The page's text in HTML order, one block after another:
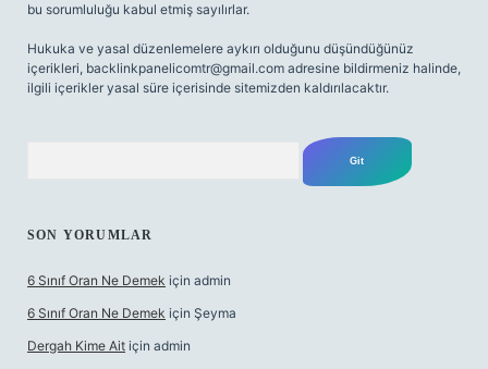
bu sorumluluğu kabul etmiş sayılırlar.
Hukuka ve yasal düzenlemelere aykırı olduğunu düşündüğünüz
içerikleri, backlinkpanelicomtr@gmail.com adresine bildirmeniz halinde,
ilgili içerikler yasal süre içerisinde sitemizden kaldırılacaktır.
SON YORUMLAR
6 Sınıf Oran Ne Demek için admin
6 Sınıf Oran Ne Demek için Şeyma
Dergah Kime Ait için admin